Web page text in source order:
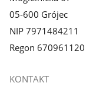
05-600 Grójec
NIP 7971484211
Regon 670961120
KONTAKT